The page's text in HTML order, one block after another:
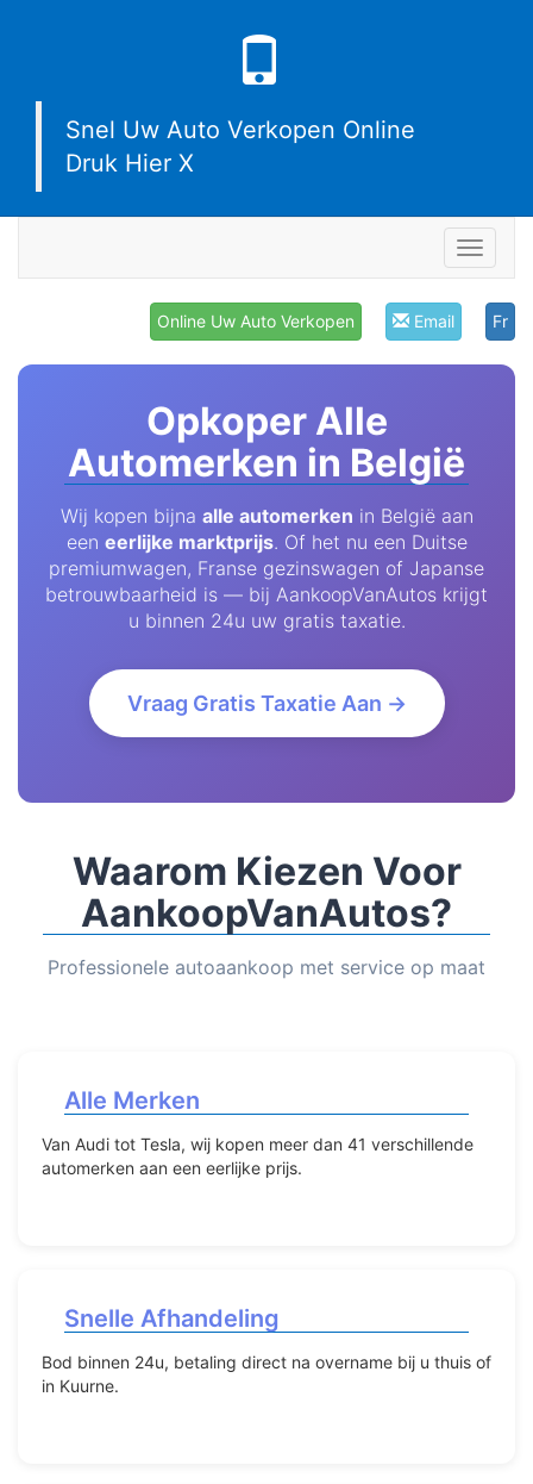
Snel Uw Auto Verkopen Online
Druk Hier X
Fr
Email
Online Uw Auto Verkopen
Opkoper Alle
Automerken in België
Wij kopen bijna alle automerken in België aan
een eerlijke marktprijs. Of het nu een Duitse
premiumwagen, Franse gezinswagen of Japanse
betrouwbaarheid is — bij AankoopVanAutos krijgt
u binnen 24u uw gratis taxatie.
Vraag Gratis Taxatie Aan →
Waarom Kiezen Voor
AankoopVanAutos?
Professionele autoaankoop met service op maat
Alle Merken
Van Audi tot Tesla, wij kopen meer dan 41 verschillende
automerken aan een eerlijke prijs.
Snelle Afhandeling
Bod binnen 24u, betaling direct na overname bij u thuis of
in Kuurne.